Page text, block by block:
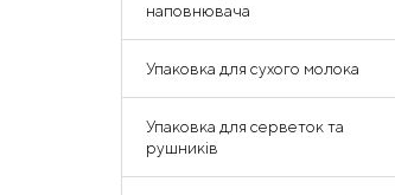
наповнювача
Упаковка для сухого молока
Упаковка для серветок та
рушників